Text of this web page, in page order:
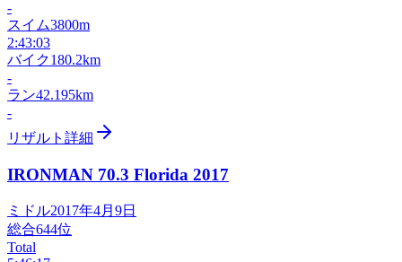
-
スイム3800m
2:43:03
バイク180.2km
-
ラン42.195km
-
リザルト詳細
IRONMAN 70.3 Florida 2017
ミドル2017年4月9日
総合644位
Total